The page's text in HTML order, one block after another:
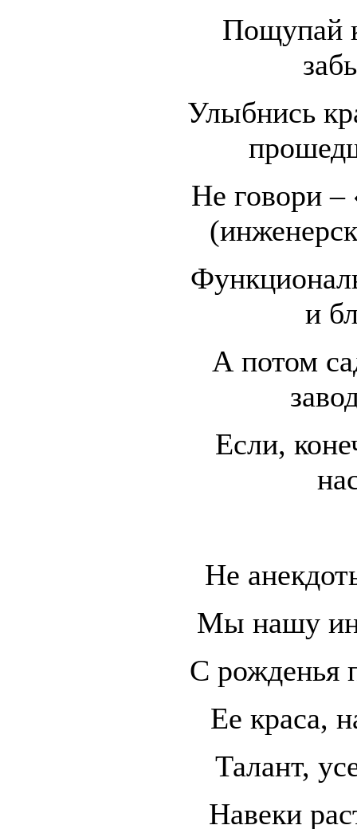
Пощупай
Улыбнись
Не говори –
и
А потом
Если,
Не
Мы нашу
С рожденья
Ее краса,
Талант,
Навеки